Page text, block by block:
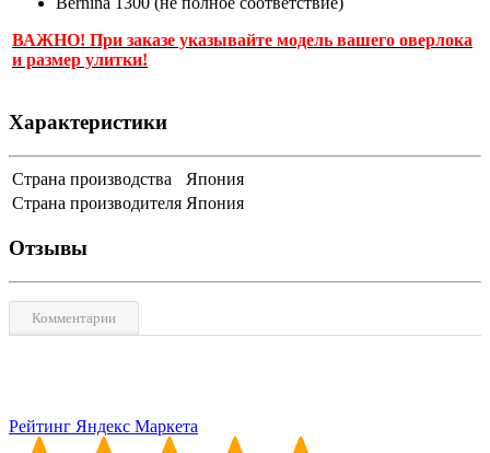
ВАЖНО! При заказе указывайте модель вашего оверлока
и размер улитки!
Характеристики
Страна производства
Япония
Страна производителя Япония
Отзывы
Комментарии
Рейтинг Яндекс Маркета